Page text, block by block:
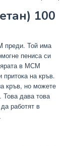
100
преди. Той има
пениса си
в МСМ
притока на кръв.
кръв, но можете
Това дава това
работят в